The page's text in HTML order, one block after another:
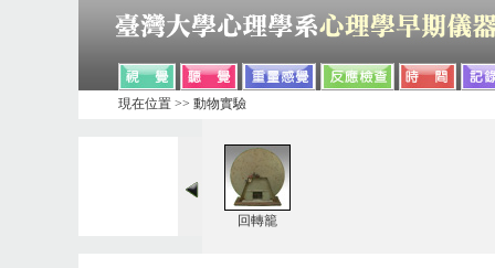
現在位置 >> 動物實驗
回轉籠